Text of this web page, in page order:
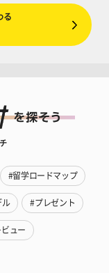
る
#留学ロードマップ
ル #プレゼント
ュー